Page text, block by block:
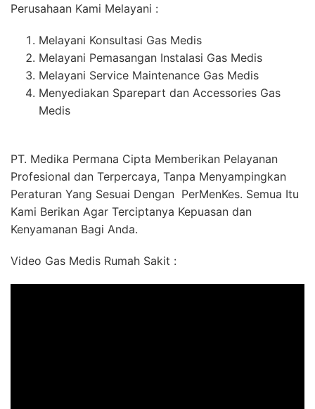
Perusahaan Kami Melayani :
Melayani Konsultasi Gas Medis
Melayani Pemasangan Instalasi Gas Medis
Melayani Service Maintenance Gas Medis
Menyediakan Sparepart dan Accessories Gas
Medis
PT. Medika Permana Cipta Memberikan Pelayanan
Profesional dan Terpercaya, Tanpa Menyampingkan
Peraturan Yang Sesuai Dengan PerMenKes. Semua Itu
Kami Berikan Agar Terciptanya Kepuasan dan
Kenyamanan Bagi Anda.
Video Gas Medis Rumah Sakit :